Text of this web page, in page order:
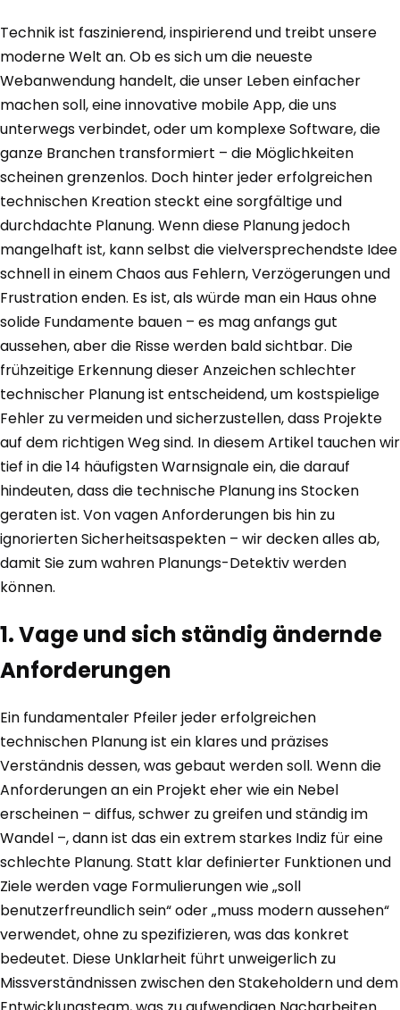
Technik ist faszinierend, inspirierend und treibt unsere
moderne Welt an. Ob es sich um die neueste
Webanwendung handelt, die unser Leben einfacher
machen soll, eine innovative mobile App, die uns
unterwegs verbindet, oder um komplexe Software, die
ganze Branchen transformiert – die Möglichkeiten
scheinen grenzenlos. Doch hinter jeder erfolgreichen
technischen Kreation steckt eine sorgfältige und
durchdachte Planung. Wenn diese Planung jedoch
mangelhaft ist, kann selbst die vielversprechendste Idee
schnell in einem Chaos aus Fehlern, Verzögerungen und
Frustration enden. Es ist, als würde man ein Haus ohne
solide Fundamente bauen – es mag anfangs gut
aussehen, aber die Risse werden bald sichtbar. Die
frühzeitige Erkennung dieser Anzeichen schlechter
technischer Planung ist entscheidend, um kostspielige
Fehler zu vermeiden und sicherzustellen, dass Projekte
auf dem richtigen Weg sind. In diesem Artikel tauchen wir
tief in die 14 häufigsten Warnsignale ein, die darauf
hindeuten, dass die technische Planung ins Stocken
geraten ist. Von vagen Anforderungen bis hin zu
ignorierten Sicherheitsaspekten – wir decken alles ab,
damit Sie zum wahren Planungs-Detektiv werden
können.
1. Vage und sich ständig ändernde
Anforderungen
Ein fundamentaler Pfeiler jeder erfolgreichen
technischen Planung ist ein klares und präzises
Verständnis dessen, was gebaut werden soll. Wenn die
Anforderungen an ein Projekt eher wie ein Nebel
erscheinen – diffus, schwer zu greifen und ständig im
Wandel –, dann ist das ein extrem starkes Indiz für eine
schlechte Planung. Statt klar definierter Funktionen und
Ziele werden vage Formulierungen wie „soll
benutzerfreundlich sein“ oder „muss modern aussehen“
verwendet, ohne zu spezifizieren, was das konkret
bedeutet. Diese Unklarheit führt unweigerlich zu
Missverständnissen zwischen den Stakeholdern und dem